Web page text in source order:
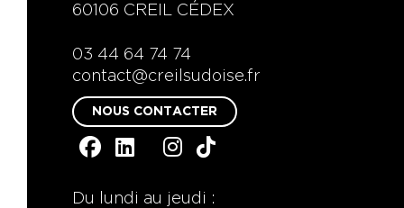
60106 CREIL CÉDEX
03 44 64 74 74
contact@creilsudoise.fr
NOUS CONTACTER
Du lundi au jeudi :